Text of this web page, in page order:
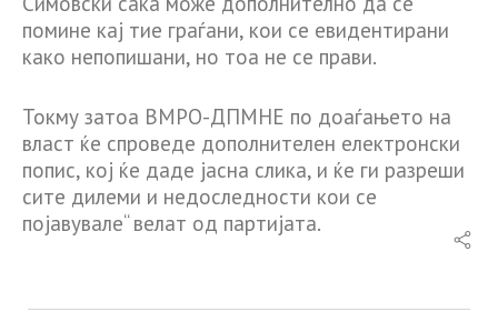
помине кај тие граѓани, кои се евидентирани
како непопишани, но тоа не се прави.
Токму затоа ВМРО-ДПМНЕ по доаѓањето на
власт ќе спроведе дополнителен електронски
попис, кој ќе даде јасна слика, и ќе ги разреши
сите дилеми и недоследности кои се
појавувале“ велат од партијата.